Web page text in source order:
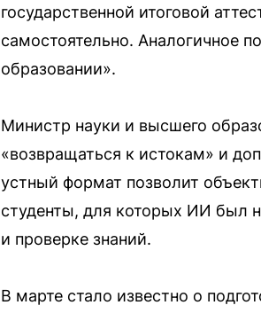
государственной итоговой
самостоятельно. Аналогичное
образовании».
Министр науки и высшего
«возвращаться к истокам» и
устный формат позволит
студенты, для которых ИИ был
и проверке знаний.
В марте стало известно о